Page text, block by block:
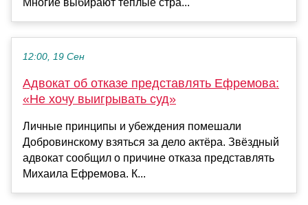
Многие выбирают тёплые стра...
12:00, 19 Сен
Адвокат об отказе представлять Ефремова:
«Не хочу выигрывать суд»
Личные принципы и убеждения помешали
Добровинскому взяться за дело актёра. Звёздный
адвокат сообщил о причине отказа представлять
Михаила Ефремова. К...